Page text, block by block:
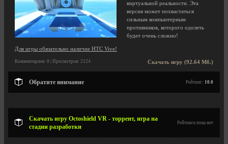
виртуальной реальности. Эта
версия может похвастаться
сильным компьютерным
противников, которого одолеть
будет очень сложно!
Для игры обязательно наличие HTC Vive!
Скачать игру (92.64 Мб.)
Комментариев: 0 | Просмотров: 2124
Обратите внимание Рейтинг: 10.0
Скачать игру Octoshield VR - торрент, игра на
стадии разработки
Рейтинга пока нет